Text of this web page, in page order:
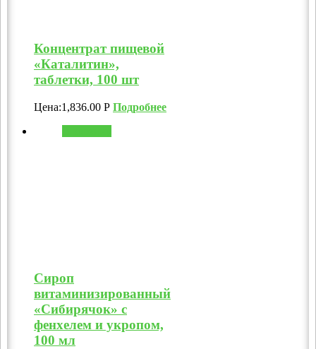
Концентрат пищевой
«Каталитин»,
таблетки, 100 шт
Цена:1,836.00 Р Подробнее
Сироп
витаминизированный
«Сибирячок» с
фенхелем и укропом,
100 мл